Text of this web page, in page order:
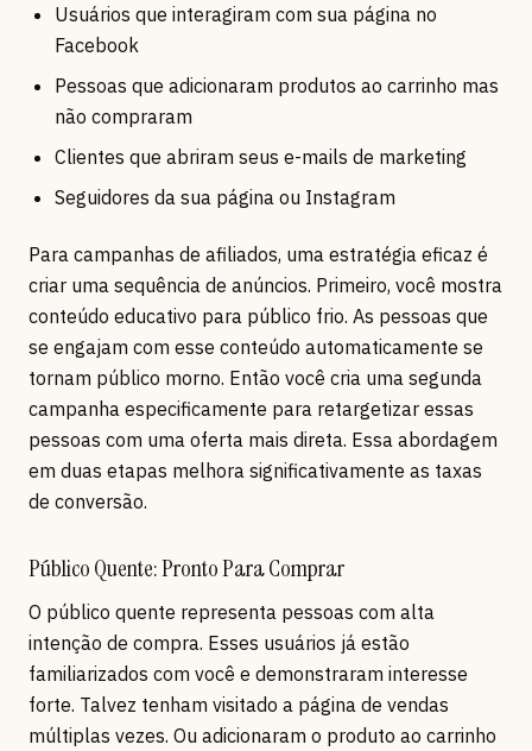
Usuários que interagiram com sua página no
Facebook
Pessoas que adicionaram produtos ao carrinho mas
não compraram
Clientes que abriram seus e-mails de marketing
Seguidores da sua página ou Instagram
Para campanhas de afiliados, uma estratégia eficaz é
criar uma sequência de anúncios. Primeiro, você mostra
conteúdo educativo para público frio. As pessoas que
se engajam com esse conteúdo automaticamente se
tornam público morno. Então você cria uma segunda
campanha especificamente para retargetizar essas
pessoas com uma oferta mais direta. Essa abordagem
em duas etapas melhora significativamente as taxas
de conversão.
Público Quente: Pronto Para Comprar
O público quente representa pessoas com alta
intenção de compra. Esses usuários já estão
familiarizados com você e demonstraram interesse
forte. Talvez tenham visitado a página de vendas
múltiplas vezes. Ou adicionaram o produto ao carrinho